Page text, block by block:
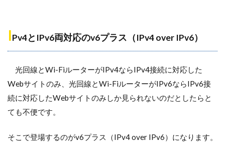
IPv4とIPv6両対応のv6プラス（IPv4 over IPv6）
光回線とWi-FiルーターがIPv4ならIPv4接続に対応した
Webサイトのみ、光回線とWi-FiルーターがIPv6ならIPv6接
続に対応したWebサイトのみしか見られないのだとしたらと
ても不便です。
そこで登場するのがv6プラス（IPv4 over IPv6）になります。